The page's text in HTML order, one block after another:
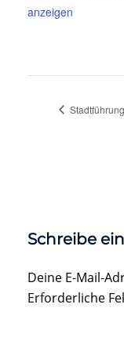
anzeigen
Schreibe
Deine E-Mail-
Erforderliche